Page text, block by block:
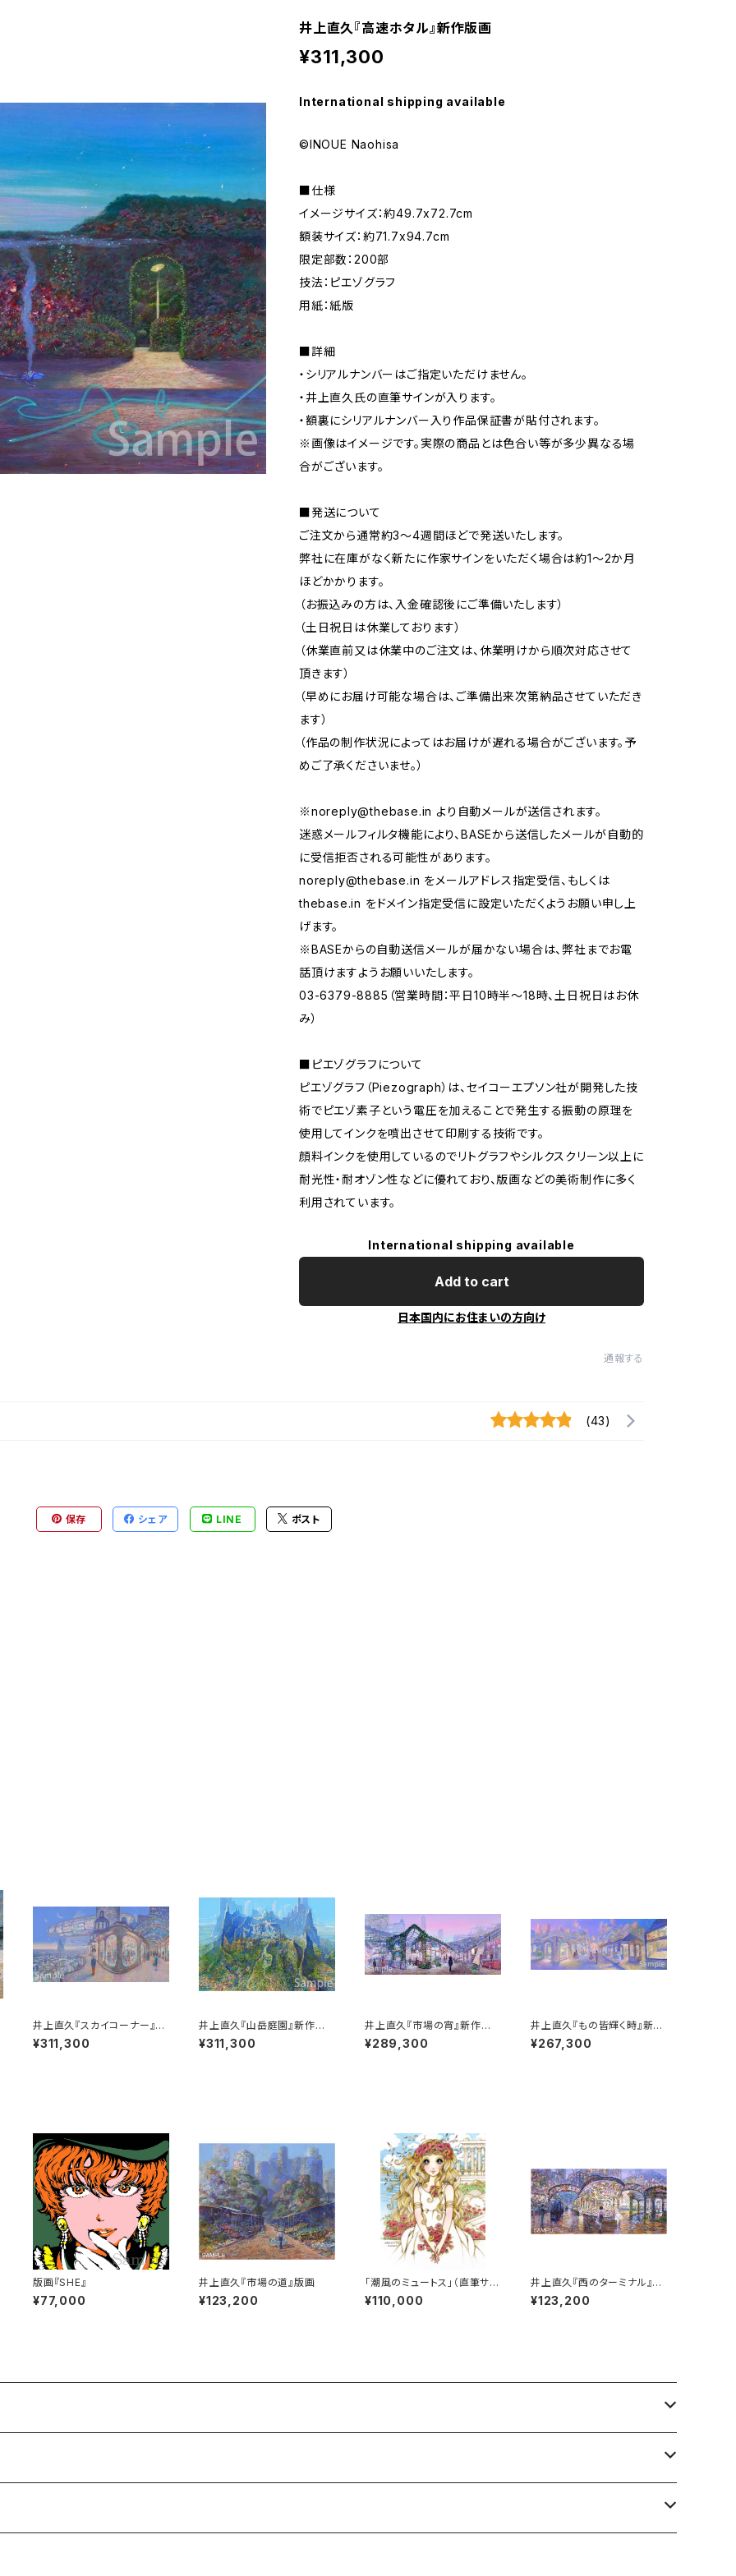
井上直久『高速ホタル』新作版画
¥311,300
International shipping available
©INOUE Naohisa
■仕様
イメージサイズ：約49.7x72.7cm
額装サイズ：約71.7x94.7cm
限定部数：200部
技法：ピエゾグラフ
用紙：紙版
■詳細
・シリアルナンバーはご指定いただけません。
・井上直久氏の直筆サインが入ります。
・額裏にシリアルナンバー入り作品保証書が貼付されます。
※画像はイメージです。実際の商品とは色合い等が多少異なる場
合がございます。
■発送について
ご注文から通常約3〜4週間ほどで発送いたします。
弊社に在庫がなく新たに作家サインをいただく場合は約1〜2か月
ほどかかります。
（お振込みの方は、入金確認後にご準備いたします）
（土日祝日は休業しております）
（休業直前又は休業中のご注文は、休業明けから順次対応させて
頂きます）
（早めにお届け可能な場合は、ご準備出来次第納品させていただき
ます）
（作品の制作状況によってはお届けが遅れる場合がございます。予
めご了承くださいませ。）
※noreply@thebase.in より自動メールが送信されます。
迷惑メールフィルタ機能により、BASEから送信したメールが自動的
に受信拒否される可能性があります。
noreply@thebase.in をメールアドレス指定受信、もしくは
thebase.in をドメイン指定受信に設定いただくようお願い申し上
げます。
※BASEからの自動送信メールが届かない場合は、弊社までお電
話頂けますようお願いいたします。
03-6379-8885（営業時間：平日10時半〜18時、土日祝日はお休
み）
■ピエゾグラフについて
ピエゾグラフ（Piezograph）は、セイコーエプソン社が開発した技
術でピエゾ素子という電圧を加えることで発生する振動の原理を
使用してインクを噴出させて印刷する技術です。
顔料インクを使用しているのでリトグラフやシルクスクリーン以上に
耐光性・耐オゾン性などに優れており、版画などの美術制作に多く
利用されています。
International shipping available
Add to cart
日本国内にお住まいの方向け
通報する
(43)
保存 シェア LINE ポスト
井上直久『スカイコーナー』新
作版画
¥311,300
井上直久『山岳庭園』新作版
画
¥311,300
井上直久『市場の宵』新作版
画
¥289,300
井上直久『もの皆輝く時』新作
版画
¥267,300
版画『SHE』
¥77,000
井上直久『市場の道』版画
¥123,200
「潮風のミュートス」（直筆サイ
ン入り）
¥110,000
井上直久『西のターミナル』版
画
¥123,200